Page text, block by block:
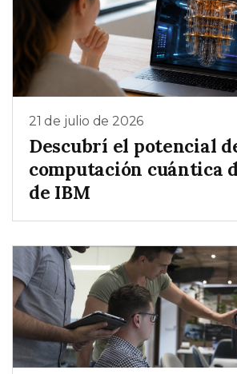
21 de julio de 2026
Descubrí el potencial
computación cuántica
de IBM